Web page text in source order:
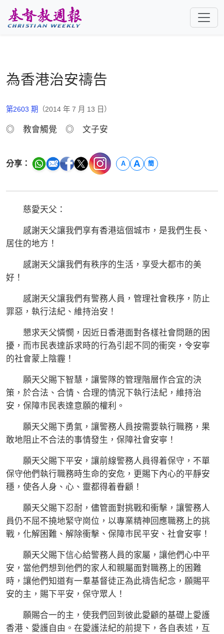
為香港治安禱告
第2603 期 （2014 年 7 月 13 日）
◎ 教會觸覺 ◎ 文子安
分享： A A 簡
慈愛天父：
感謝天父讓我們享有香港這個城市，是我們生長、
居住的地方！
感謝天父讓我們有秩序的生活，享受大都市的美
好！
感謝天父讓我們有警務人員，管理社會秩序，防止
罪惡，執行法紀、維持治安！
懇求天父憐憫，因近日香港面對各樣社會問題的困
擾，而市民表達訴求時的行為引起不同的衝突，令安寧
的社會蒙上陰霾！
願天父賜下智慧，讓警隊的管理階層作合宜的決
策，於合法、合情、合理的情況下執行法紀，維持治
安，保障市民表達意願的權利。
願天父賜下勇氣，讓警務人員按需要執行職務，果
敢地阻止不合法的事情發生，保障社會安寧！
願天父賜下平安，讓前線警務人員得着保守，不單
保守他們執行職務時生命的安危，更賜下內心的平靜安
穩，使各人身、心、靈都得着眷顧！
願天父賜下忍耐，儘管面對挑戰和衝擊，讓警務人
員仍不屈不撓地緊守崗位，以專業精神回應職務上的挑
戰，化解困難、解除衝擊、保障市民平安、社會安寧！
願天父賜下信心給警務人員的家屬，讓他們心中平
安，當他們想到他們的家人和親屬面對職務上的困難
時，讓他們知道有一羣基督徒正為此禱告紀念，願賜平
安的主，賜下平安，保守眾人！
願賜合一的主，使我們回到彼此愛顧的基礎上愛護
香港、愛護自由。在愛護法紀的前提下，各自表述，互